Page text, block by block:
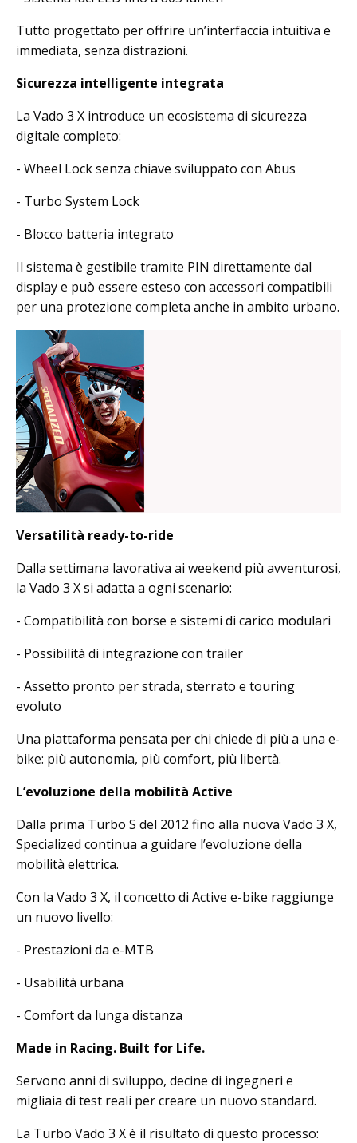
Tutto progettato per offrire un’interfaccia intuitiva e
immediata, senza distrazioni.
Sicurezza intelligente integrata
La Vado 3 X introduce un ecosistema di sicurezza
digitale completo:
- Wheel Lock senza chiave sviluppato con Abus
- Turbo System Lock
- Blocco batteria integrato
Il sistema è gestibile tramite PIN direttamente dal
display e può essere esteso con accessori compatibili
per una protezione completa anche in ambito urbano.
Versatilità ready-to-ride
Dalla settimana lavorativa ai weekend più avventurosi,
la Vado 3 X si adatta a ogni scenario:
- Compatibilità con borse e sistemi di carico modulari
- Possibilità di integrazione con trailer
- Assetto pronto per strada, sterrato e touring
evoluto
Una piattaforma pensata per chi chiede di più a una e-
bike: più autonomia, più comfort, più libertà.
L’evoluzione della mobilità Active
Dalla prima Turbo S del 2012 fino alla nuova Vado 3 X,
Specialized continua a guidare l’evoluzione della
mobilità elettrica.
Con la Vado 3 X, il concetto di Active e-bike raggiunge
un nuovo livello:
- Prestazioni da e-MTB
- Usabilità urbana
- Comfort da lunga distanza
Made in Racing. Built for Life.
Servono anni di sviluppo, decine di ingegneri e
migliaia di test reali per creare un nuovo standard.
La Turbo Vado 3 X è il risultato di questo processo: